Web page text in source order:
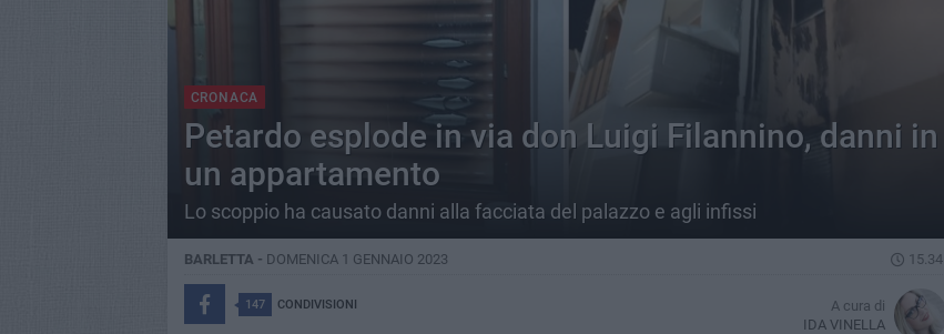
CRONACA
Petardo esplode in via don Luigi Filannino, danni in
un appartamento
Lo scoppio ha causato danni alla facciata del palazzo e agli infissi
BARLETTA - DOMENICA 1 GENNAIO 2023 15.34
147 CONDIVISIONI
A cura di
IDA VINELLA